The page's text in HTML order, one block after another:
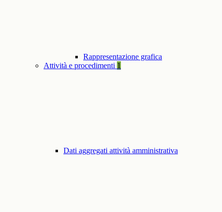
Rappresentazione grafica
Attività e procedimenti 1
Dati aggregati attività amministrativa